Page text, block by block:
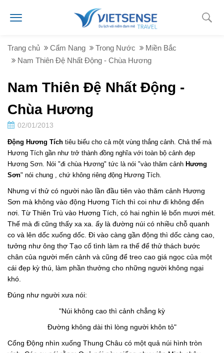
Trang chủ Cẩm Nang Trong Nước
Miền Bắc
Nam Thiên Ðệ Nhất Ðộng - Chùa Hương
Nam Thiên Ðệ Nhất Ðộng -
Chùa Hương
02/01/2013
Ðộng Hương Tích tiêu biểu cho cả một vùng thắng cảnh. Chả thế mà
Hương Tích gần như trở thành đồng nghĩa với toàn bộ cảnh đẹp
Hương Sơn. Nói "đi chùa Hương" tức là nói "vào thăm cảnh Hương
Sơn" nói chung , chứ không riêng động Hương Tích.
Nhưng ví thử có người nào lần đầu tiên vào thăm cảnh Hương
Sơn mà không vào động Hương Tích thì coi như đi không đến
nơi. Từ Thiên Trù vào Hương Tích, có hai nghìn lẻ bốn mươi mét.
Thế mà đi cũng thấy xa xa. ấy là đường núi có nhiều chỗ quanh
co và lên dốc xuống dốc. Ði vào càng gần động thì dốc càng cao,
tưởng như ông thợ Tạo cố tình làm ra thế để thử thách bước
chân của người mến cảnh và cũng để treo cao giá ngọc của một
cái đẹp kỳ thú, làm phần thưởng cho những người không ngại
khó.
Ðúng như người xưa nói:
"Núi không cao thì cảnh chẳng kỳ
Ðường không dài thì lòng người khôn tỏ"
Cổng Ðộng nhìn xuống Thung Châu có một quả núi hình tròn